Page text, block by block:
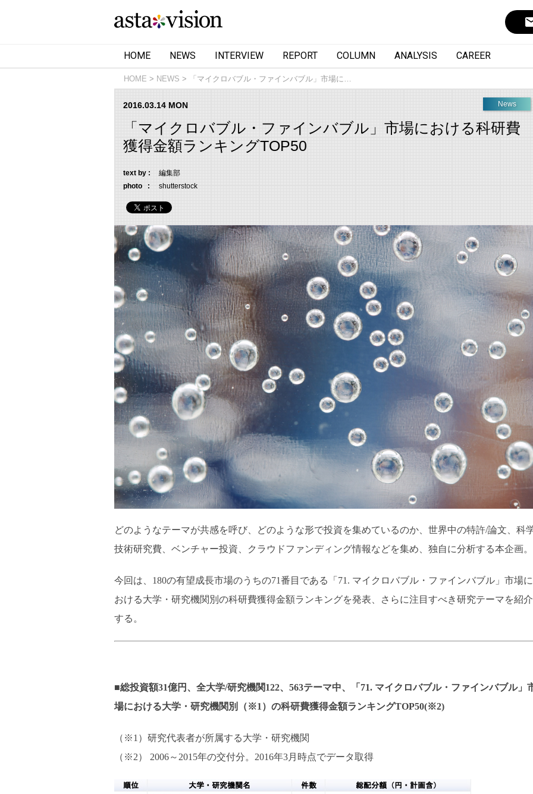
HOME NEWS INTERVIEW REPORT COLUMN ANALYSIS CAREER
HOME NEWS 「マイクロバブル・ファインバブル」市場に…
News
2016.03.14 MON
「マイクロバブル・ファインバブル」市場における科研費
獲得金額ランキングTOP50
text by :
編集部
photo :
shutterstock
どのようなテーマが共感を呼び、どのような形で投資を集めているのか、世界中の特許/論文、科
技術研究費、ベンチャー投資、クラウドファンディング情報などを集め、独自に分析する本企画。
今回は、180の有望成長市場のうちの71番目である「71. マイクロバブル・ファインバブル」市場に
おける大学・研究機関別の科研費獲得金額ランキングを発表、さらに注目すべき研究テーマを紹介
する。
■総投資額31億円、全大学/研究機関122、563テーマ中、「71. マイクロバブル・ファインバブル」
場における大学・研究機関別（※1）の科研費獲得金額ランキングTOP50(※2)
（※1）研究代表者が所属する大学・研究機関
（※2） 2006～2015年の交付分。2016年3月時点でデータ取得